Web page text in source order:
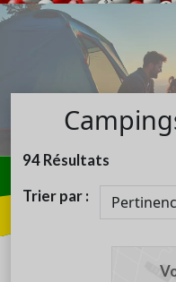
94Résultats
Trier par :